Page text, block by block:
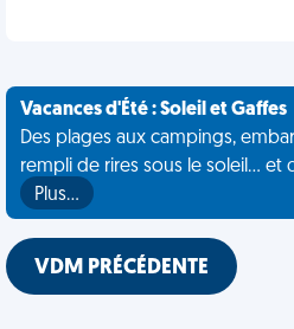
Vacances d'Été : Soleil et Gaffes
Des plages aux campings,
rempli de rires sous le soleil... et
Plus…
VDM PRÉCÉDENTE